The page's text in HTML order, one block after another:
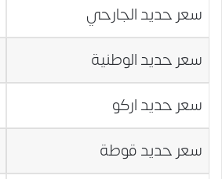
سعر حديد الجارحي
سعر حديد الوطنية
سعر حديد اركو
سعر حديد قوطة